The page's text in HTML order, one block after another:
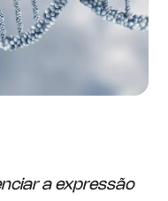
a expressão